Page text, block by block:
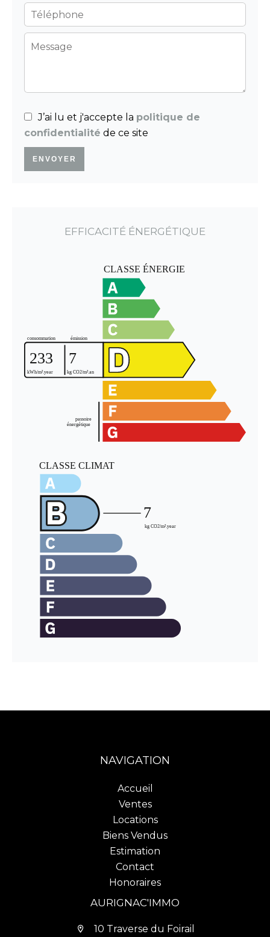
J’ai lu et j'accepte la politique de
confidentialité de ce site
ENVOYER
EFFICACITÉ ÉNERGÉTIQUE
NAVIGATION
Accueil
Ventes
Locations
Biens Vendus
Estimation
Contact
Honoraires
AURIGNAC'IMMO
10 Traverse du Foirail